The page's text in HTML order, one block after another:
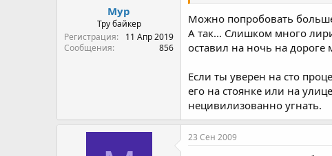
Мур
Тру байкер
Регистрация
11 Апр 2019
Сообщения
856
Можно попробовать
А так... Слишком много
оставил на ночь на
Если ты уверен на сто
его на стоянке или на
нецивилизованно угнать.
23 Сен 2009